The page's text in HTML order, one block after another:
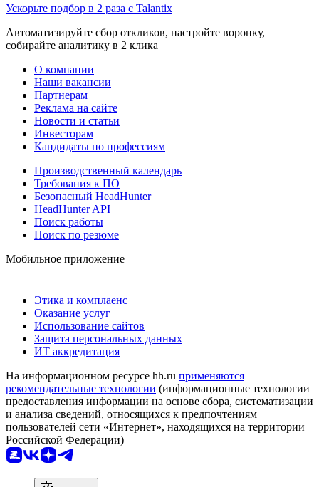
Ускорьте подбор в 2 раза с Talantix
Автоматизируйте сбор откликов, настройте воронку,
собирайте аналитику в 2 клика
О компании
Наши вакансии
Партнерам
Реклама на сайте
Новости и статьи
Инвесторам
Кандидаты по профессиям
Производственный календарь
Требования к ПО
Безопасный HeadHunter
HeadHunter API
Поиск работы
Поиск по резюме
Мобильное приложение
Этика и комплаенс
Оказание услуг
Использование сайтов
Защита персональных данных
ИТ аккредитация
На информационном ресурсе hh.ru применяются
рекомендательные технологии (информационные технологии
предоставления информации на основе сбора, систематизации
и анализа сведений, относящихся к предпочтениям
пользователей сети «Интернет», находящихся на территории
Российской Федерации)